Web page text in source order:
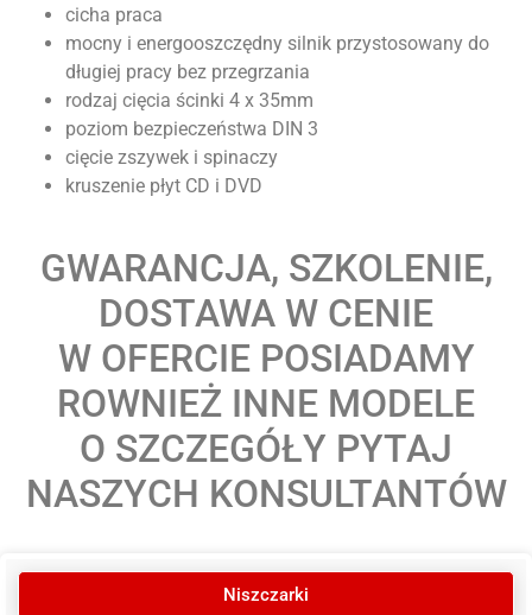
Niszczarki
cicha praca
mocny i energooszczędny silnik przystosowany do
długiej pracy bez przegrzania
rodzaj cięcia ścinki 4 x 35mm
poziom bezpieczeństwa DIN 3
cięcie zszywek i spinaczy
kruszenie płyt CD i DVD
GWARANCJA, SZKOLENIE,
DOSTAWA W CENIE
W OFERCIE POSIADAMY
ROWNIEŻ INNE MODELE
O SZCZEGÓŁY PYTAJ
NASZYCH KONSULTANTÓW